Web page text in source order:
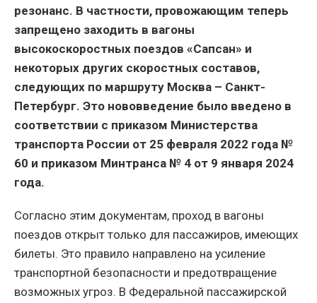
резонанс. В частности, провожающим теперь
запрещено заходить в вагоны
высокоскоростных поездов «Сапсан» и
некоторых других скоростных составов,
следующих по маршруту Москва – Санкт-
Петербург. Это нововведение было введено в
соответствии с приказом Министерства
транспорта России от 25 февраля 2022 года №
60 и приказом Минтранса № 4 от 9 января 2024
года.
Согласно этим документам, проход в вагоны
поездов открыт только для пассажиров, имеющих
билеты. Это правило направлено на усиление
транспортной безопасности и предотвращение
возможных угроз. В Федеральной пассажирской